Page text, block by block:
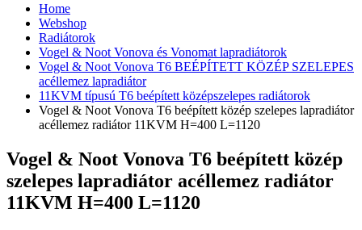
Home
Webshop
Radiátorok
Vogel & Noot Vonova és Vonomat lapradiátorok
Vogel & Noot Vonova T6 BEÉPÍTETT KÖZÉP SZELEPES
acéllemez lapradiátor
11KVM típusú T6 beépített középszelepes radiátorok
Vogel & Noot Vonova T6 beépített közép szelepes lapradiátor
acéllemez radiátor 11KVM H=400 L=1120
Vogel & Noot Vonova T6 beépített közép
szelepes lapradiátor acéllemez radiátor
11KVM H=400 L=1120